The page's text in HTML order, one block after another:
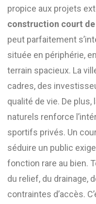
propice aux projets
construction court
peut parfaitement
située en périphérie,
terrain spacieux. La
cadres, des
qualité de vie. De
naturels renforce
sportifs privés. Un
séduire un public
fonction rare au bien.
du relief, du drainage,
contraintes d’accès.